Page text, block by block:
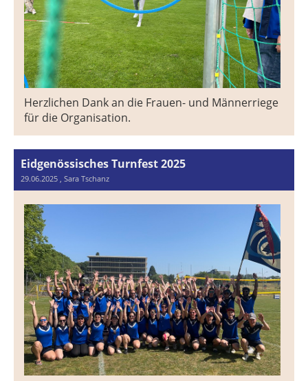
Herzlichen Dank an die Frauen- und Männerriege
für die Organisation.
Eidgenössisches Turnfest 2025
29.06.2025 , Sara Tschanz